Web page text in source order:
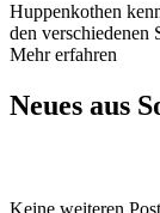
Huppenkothen
den
Mehr erfahren
Neues aus